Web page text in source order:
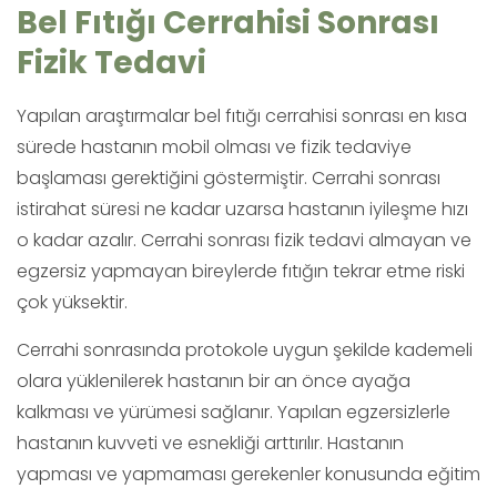
Bel Fıtığı Cerrahisi Sonrası
Fizik Tedavi
Yapılan araştırmalar bel fıtığı cerrahisi sonrası en kısa
sürede hastanın mobil olması ve fizik tedaviye
başlaması gerektiğini göstermiştir. Cerrahi sonrası
istirahat süresi ne kadar uzarsa hastanın iyileşme hızı
o kadar azalır. Cerrahi sonrası fizik tedavi almayan ve
egzersiz yapmayan bireylerde fıtığın tekrar etme riski
çok yüksektir.
Cerrahi sonrasında protokole uygun şekilde kademeli
olara yüklenilerek hastanın bir an önce ayağa
kalkması ve yürümesi sağlanır. Yapılan egzersizlerle
hastanın kuvveti ve esnekliği arttırılır. Hastanın
yapması ve yapmaması gerekenler konusunda eğitim